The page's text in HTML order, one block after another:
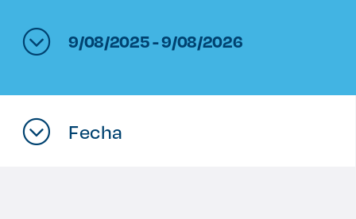
Derecho
Lo más buscado
9/08/2025 - 9/08/2026
Fecha